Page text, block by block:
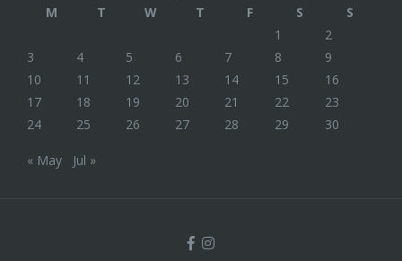
M
T W T F S
S
1
2
3
4 5 6 7 8
9
10
11 12 13 14 15
16
17
18 19 20 21 22
23
24
25 26 27 28 29 30
« May Jul »